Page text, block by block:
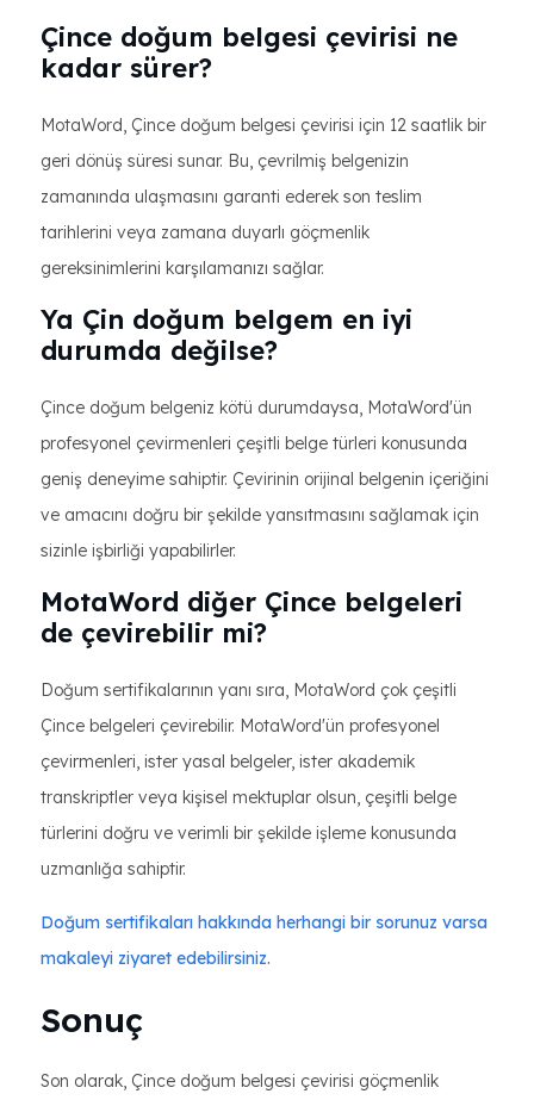
Çince doğum belgesi çevirisi ne
kadar sürer?
MotaWord, Çince doğum belgesi çevirisi için 12 saatlik bir
geri dönüş süresi sunar. Bu, çevrilmiş belgenizin
zamanında ulaşmasını garanti ederek son teslim
tarihlerini veya zamana duyarlı göçmenlik
gereksinimlerini karşılamanızı sağlar.
Ya Çin doğum belgem en iyi
durumda değilse?
Çince doğum belgeniz kötü durumdaysa, MotaWord'ün
profesyonel çevirmenleri çeşitli belge türleri konusunda
geniş deneyime sahiptir. Çevirinin orijinal belgenin içeriğini
ve amacını doğru bir şekilde yansıtmasını sağlamak için
sizinle işbirliği yapabilirler.
MotaWord diğer Çince belgeleri
de çevirebilir mi?
Doğum sertifikalarının yanı sıra, MotaWord çok çeşitli
Çince belgeleri çevirebilir. MotaWord'ün profesyonel
çevirmenleri, ister yasal belgeler, ister akademik
transkriptler veya kişisel mektuplar olsun, çeşitli belge
türlerini doğru ve verimli bir şekilde işleme konusunda
uzmanlığa sahiptir.
Doğum sertifikaları hakkında herhangi bir sorunuz varsa
makaleyi ziyaret edebilirsiniz.
Sonuç
Son olarak, Çince doğum belgesi çevirisi göçmenlik